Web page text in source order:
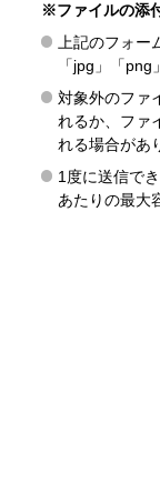
※ファイルの添
上記のフォー
「jpg」「png
対象外のファ
れるか、ファ
れる場合があ
1度に送信で
あたりの最大